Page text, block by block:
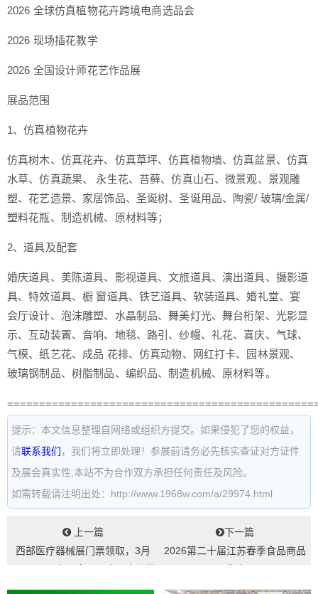
2026 全球仿真植物花卉跨境电商选品会
2026 现场插花教学
2026 全国设计师花艺作品展
展品范围
1、仿真植物花卉
仿真树木、仿真花卉、仿真草坪、仿真植物墙、仿真盆景、仿真
水草、仿真蔬果、 永生花、苔藓、仿真山石、微景观、景观雕
塑、花艺造景、家居饰品、圣诞树、圣诞用品、陶瓷/ 玻璃/金属/
塑料花瓶、制造机械、原材料等；
2、道具及配套
婚庆道具、美陈道具、影视道具、文旅道具、演出道具、摄影道
具、特效道具、橱 窗道具、铁艺道具、软装道具、婚礼堂、宴
会厅设计、泡沫雕塑、水晶制品、舞美灯光、舞台桁架、光影显
示、互动装置、音响、地毯、路引、纱幔、礼花、喜庆、气球、
气模、纸艺花、成品 花排、仿真动物、网红打卡、园林景观、
玻璃钢制品、树脂制品、编织品、制造机械、原材料等。
提示：本文信息整理自网络或组织方提交。如果侵犯了您的权益，
请联系我们 ，我们将立即处理！参展前请务必先核实查证对方证件
及展会真实性,本站不为合作双方承担任何责任及风险。
如需转载请注明出处：http://www.1968w.com/a/29974.html
上一篇
西部医疗器械展门票领取，3月
办...
下一篇
2026第二十届江苏春季食品商品